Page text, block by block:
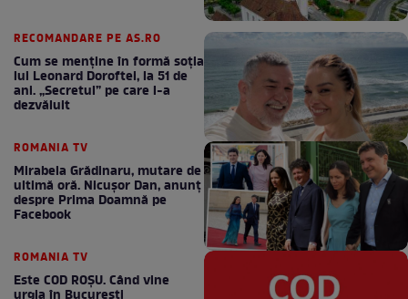
RECOMANDARE PE AS.RO
Cum se menţine în formă soţia
lui Leonard Doroftei, la 51 de
ani. „Secretul” pe care l-a
dezvăluit
ROMANIA TV
Mirabela Grădinaru, mutare de
ultimă oră. Nicuşor Dan, anunţ
despre Prima Doamnă pe
Facebook
ROMANIA TV
Este COD ROŞU. Când vine